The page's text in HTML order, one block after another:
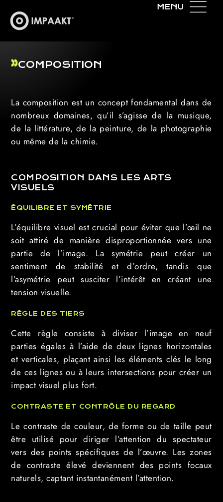
COMPOSITION
La composition est un concept fondamental dans de
nombreux domaines, qu’il s’agisse de la musique,
de la littérature, de la peinture, de la photographie
ou même de la chimie.
COMPOSITION DANS LES ARTS
VISUELS
ÉQUILIBRE ET SYMÉTRIE
L’équilibre visuel est crucial pour éviter que l’œil ne
soit attiré de manière disproportionnée vers une
partie de l’image. La symétrie peut créer un
sentiment de stabilité et d’ordre, tandis que
l’asymétrie peut susciter l’intérêt en créant une
tension visuelle.
RÈGLE DES TIERS
Cette règle consiste à diviser l’image en neuf
parties égales à l’aide de deux lignes horizontales
et verticales, plaçant ainsi les éléments clés le long
de ces lignes ou à leurs intersections pour créer un
impact visuel plus fort.
CONTRASTE ET CONTRÔLE DU REGARD
Le contraste de couleur, de forme ou de taille peut
être utilisé pour diriger l’attention du spectateur
vers des points spécifiques de l’œuvre. Les zones
de contraste élevé deviennent des points focaux
naturels, captant instantanément l’attention.